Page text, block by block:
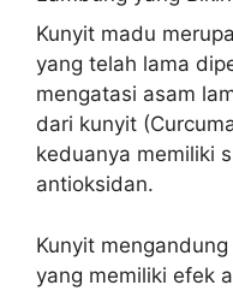
Kunyit madu
yang telah lama
mengatasi asam
dari kunyit
keduanya memiliki
antioksidan.
Kunyit
yang memiliki efek